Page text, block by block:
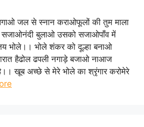
जल से स्नान कराओफूलों की तुम माला
बुलाओ उसको सजाओपाँव में
भोले शंकर को दूल्हा बनाओ
हैढोल ढपली नगाड़े बजाओ नाआज
खूब अच्छे से मेरे भोले का श्रृंगार करोमेरे